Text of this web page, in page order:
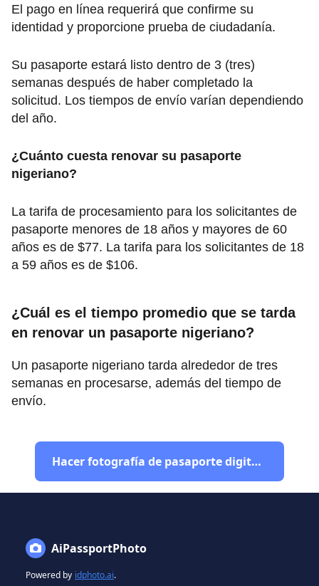
El pago en línea requerirá que confirme su
identidad y proporcione prueba de ciudadanía.
Su pasaporte estará listo dentro de 3 (tres)
semanas después de haber completado la
solicitud. Los tiempos de envío varían dependiendo
del año.
¿Cuánto cuesta renovar su pasaporte
nigeriano?
La tarifa de procesamiento para los solicitantes de
pasaporte menores de 18 años y mayores de 60
años es de $77. La tarifa para los solicitantes de 18
a 59 años es de $106.
¿Cuál es el tiempo promedio que se tarda
en renovar un pasaporte nigeriano?
Un pasaporte nigeriano tarda alrededor de tres
semanas en procesarse, además del tiempo de
envío.
Hacer fotografía de pasaporte digital de Nigeria
AiPassportPhoto
Powered by idphoto.ai.